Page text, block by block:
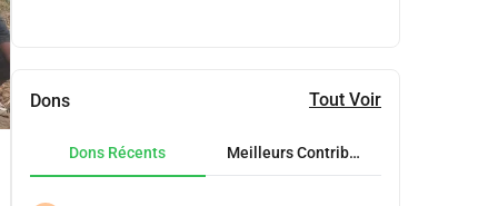
Dons Tout Voir
Dons Récents Meilleurs Contributeurs